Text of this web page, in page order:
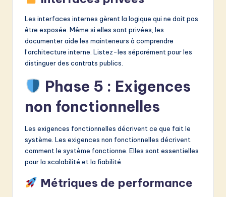
Les interfaces internes gèrent la logique qui ne doit pas
être exposée. Même si elles sont privées, les
documenter aide les mainteneurs à comprendre
l’architecture interne. Listez-les séparément pour les
distinguer des contrats publics.
Phase 5 : Exigences
non fonctionnelles
Les exigences fonctionnelles décrivent ce que fait le
système. Les exigences non fonctionnelles décrivent
comment le système fonctionne. Elles sont essentielles
pour la scalabilité et la fiabilité.
Métriques de performance